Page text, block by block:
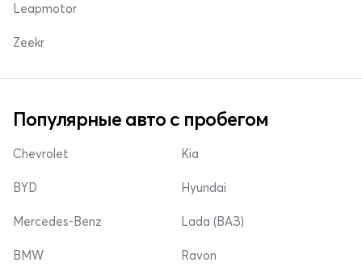
Leapmotor
Zeekr
Популярные авто с пробегом
Chevrolet
BYD
Mercedes-Benz
Kia
Hyundai
Lada (ВАЗ)
BMW Ravon